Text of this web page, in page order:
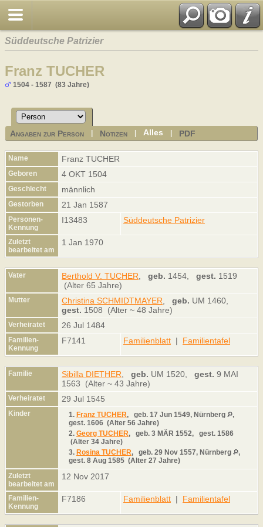
Süddeutsche Patrizier
Franz TUCHER
1504 - 1587 (83 Jahre)
Angaben zur Person Notizen |Alles PDF
Name Franz TUCHER
Geboren 4 OKT 1504
Geschlecht männlich
Gestorben 21 Jan 1587
Personen-
Kennung
I13483 Süddeutsche Patrizier
Zuletzt
bearbeitet am
1 Jan 1970
Vater Berthold V. TUCHER geb. 1454, gest. 1519
(Alter 65 Jahre)
Mutter Christina SCHMIDTMAYER geb. UM 1460,
gest. 1508 (Alter ~ 48 Jahre)
Verheiratet 26 Jul 1484
Familien-
Kennung
F7141 Familienblatt | Familientafel
Familie Sibilla DIETHER geb. UM 1520, gest. 9 MAI
1563 (Alter ~ 43 Jahre)
Verheiratet 29 Jul 1545
Kinder 1. Franz TUCHER, geb. 17 Jun 1549, Nürnberg
,
gest. 1606 (Alter 56 Jahre)
2. Georg TUCHER, geb. 3 MÄR 1552, gest. 1586
(Alter 34 Jahre)
3. Rosina TUCHER, geb. 29 Nov 1557, Nürnberg
,
gest. 8 Aug 1585 (Alter 27 Jahre)
Zuletzt
bearbeitet am
12 Nov 2017
Familien-
Kennung
F7186 Familienblatt | Familientafel